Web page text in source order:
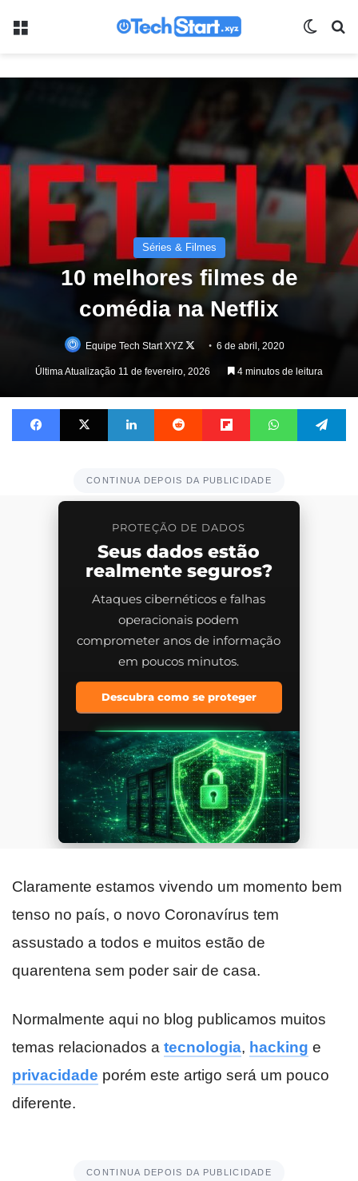
Séries & Filmes
10 melhores filmes de
comédia na Netflix
Equipe Tech Start XYZ
Follow6 de abril, 2020
Última Atualização 11 de fevereiro, 2026 4 minutos de leitura
Facebook X Linkedin Reddit Flipboard WhatsApp
CONTINUA DEPOIS DA PUBLICIDADE
PROTEÇÃO DE DADOS
Seus dados estão
realmente seguros?
Ataques cibernéticos e falhas
operacionais podem
comprometer anos de informação
em poucos minutos.
Descubra como se proteger
Claramente estamos vivendo um momento bem
tenso no país, o novo Coronavírus tem
assustado a todos e muitos estão de
quarentena sem poder sair de casa.
Normalmente aqui no blog publicamos muitos
temas relacionados a tecnologia, hacking e
privacidade porém este artigo será um pouco
diferente.
CONTINUA DEPOIS DA PUBLICIDADE